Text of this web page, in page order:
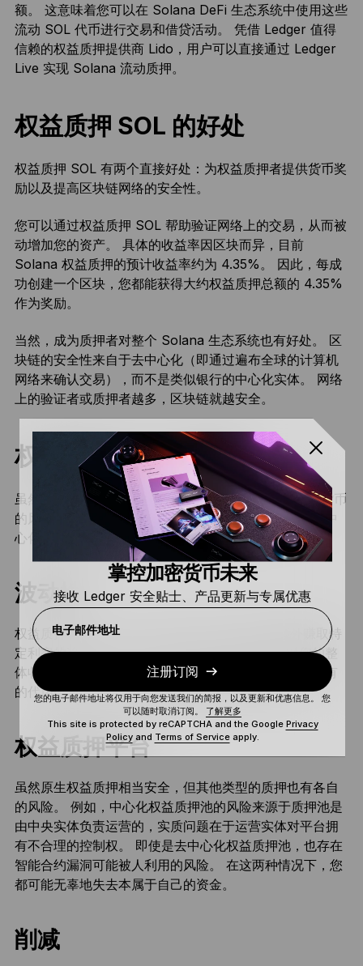
额。 这意味着您可以在 Solana DeFi 生态系统中使用这些
流动 SOL 代币进行交易和借贷活动。 凭借 Ledger 值得
信赖的权益质押提供商 Lido，用户可以直接通过 Ledger
Live 实现 Solana 流动质押。
权益质押 SOL 的好处
权益质押 SOL 有两个直接好处：为权益质押者提供货币奖
励以及提高区块链网络的安全性。
您可以通过权益质押 SOL 帮助验证网络上的交易，从而被
动增加您的资产。 具体的收益率因区块而异，目前
Solana 权益质押的预计收益率约为 4.35%。 因此，每成
功创建一个区块，您都能获得大约权益质押总额的 4.35%
作为奖励。
当然，成为质押者对整个 Solana 生态系统也有好处。 区
块链的安全性来自于去中心化（即通过遍布全球的计算机
网络来确认交易），而不是类似银行的中心化实体。 网络
上的验证者或质押者越多，区块链就越安全。
权益质押 SOL 的风险
虽然权益质押 SOL 非常简单，但您必须明白锁定加密货币
的风险。 权益质押 SOL 的几种主要风险包括波动性、中
心化风险、削减惩罚、流动性问题等。
波动性
权益质押 SOL 代币后，您将以 SOL 代币形式额外赚取特
定利率的奖励。 但是，Solana 的波动性可能会对您的整
体收益产生重大影响。 如果 SOL 价格下降，即使您拥有
的代币比原来多，您的投资价值也有可能下降。
权益质押平台
虽然原生权益质押相当安全，但其他类型的质押也有各自
的风险。 例如，中心化权益质押池的风险来源于质押池是
由中央实体负责运营的，实质问题在于运营实体对平台拥
有不合理的控制权。 即使是去中心化权益质押池，也存在
智能合约漏洞可能被人利用的风险。 在这两种情况下，您
都可能无辜地失去本属于自己的资金。
削减
掌控加密货币未来
接收 Ledger 安全贴士、产品更新与专属优惠
电子邮件地址
注册订阅
您的电子邮件地址将仅用于向您发送我们的简报，以及更新和优惠信息。 您
可以随时取消订阅。 了解更多
This site is protected by reCAPTCHA and the Google Privacy
Policyand Terms of Serviceapply.